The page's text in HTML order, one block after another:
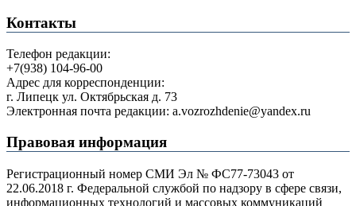
Контакты
Телефон редакции:
+7(938) 104-96-00
Адрес для корреспонденции:
г. Липецк ул. Октябрьская д. 73
Электронная почта редакции: a.vozrozhdenie@yandex.ru
Правовая информация
Регистрационный номер СМИ Эл № ФС77-73043 от
22.06.2018 г. Федеральной службой по надзору в сфере связи,
информационных технологий и массовых коммуникаций